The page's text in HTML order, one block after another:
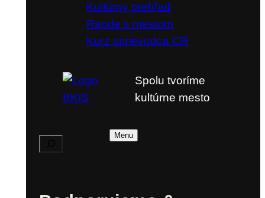
Kultúrny prehľad
Rande s mestom
Kurz sprievodca CR
Spolu tvoríme
kultúrne mesto
Menu